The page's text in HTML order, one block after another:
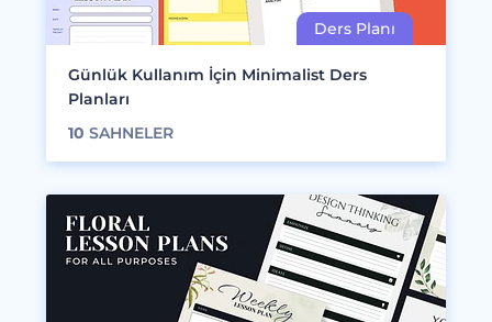
Günlük Kullanım İçin Minimalist Ders
Planları
10 SAHNELER